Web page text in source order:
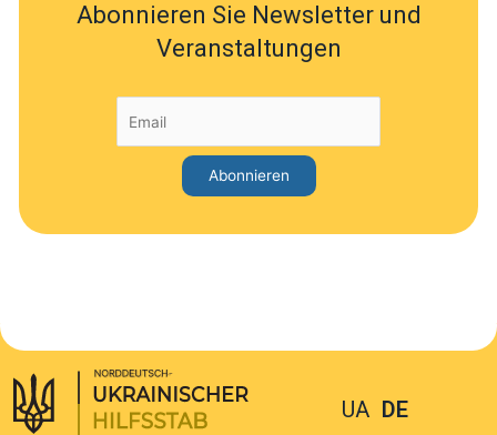
Abonnieren Sie Newsletter und
Veranstaltungen
UA DE